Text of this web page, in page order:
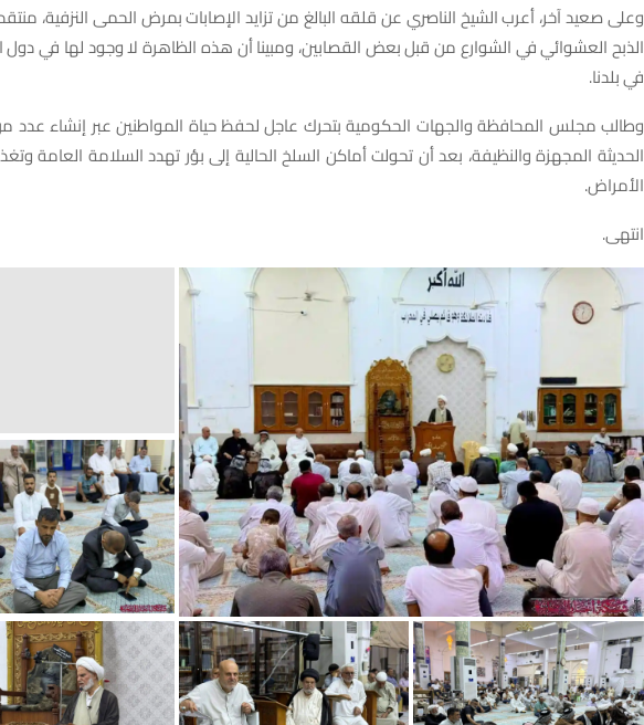
وعلى صعيد آخر، أعرب الشيخ الناصري عن قلقه البالغ من تزايد الإصابات بمرض الحمى النزفية،
الذبح العشوائي في الشوارع من قبل بعض القصابين، ومبينا أن هذه الظاهرة لا وجود لها في دول
في بلدنا.
وطالب مجلس المحافظة والجهات الحكومية بتحرك عاجل لحفظ حياة المواطنين عبر إنشاء عدد
الحديثة المجهزة والنظيفة، بعد أن تحولت أماكن السلخ الحالية إلى بؤر تهدد السلامة العامة
الأمراض.
انتهى.